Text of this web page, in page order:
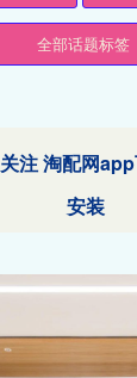
全部话题标签
关注 淘配网
安装